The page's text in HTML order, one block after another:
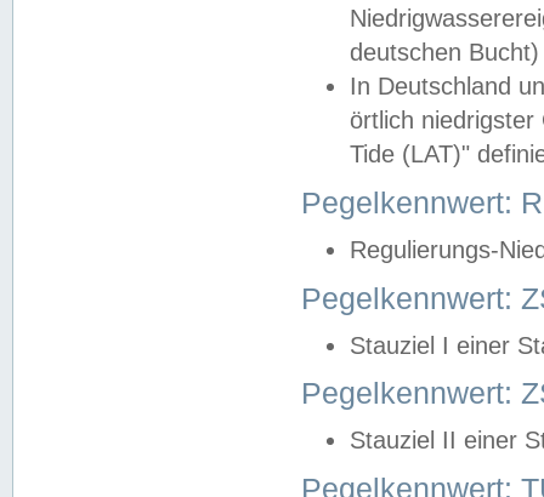
deutschen
In Deutschland
örtlich
Tide (LAT)"
Pegelkennwert:
Regulierungs-
Pegelkennwert:
Stauziel I einer
Pegelkennwert:
Stauziel II einer
Pegelkennwert: